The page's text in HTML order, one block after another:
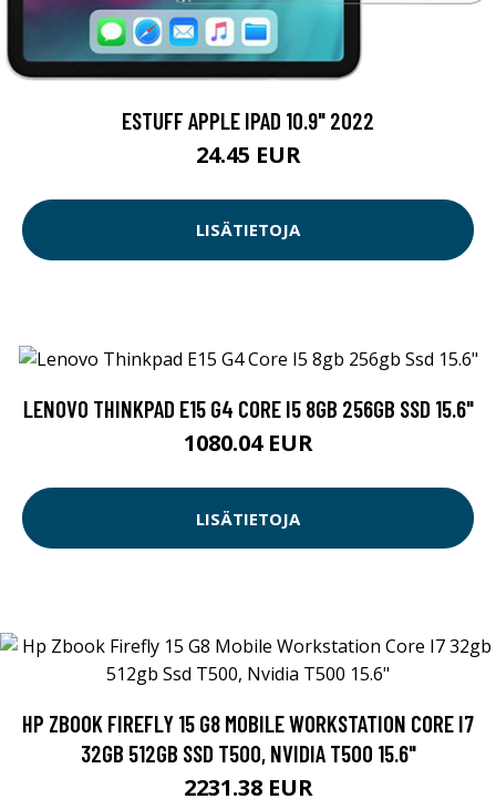
ESTUFF APPLE IPAD 10.9" 2022
24.45 EUR
LISÄTIETOJA
LENOVO THINKPAD E15 G4 CORE I5 8GB 256GB SSD 15.6"
1080.04 EUR
LISÄTIETOJA
HP ZBOOK FIREFLY 15 G8 MOBILE WORKSTATION CORE I7
32GB 512GB SSD T500, NVIDIA T500 15.6"
2231.38 EUR